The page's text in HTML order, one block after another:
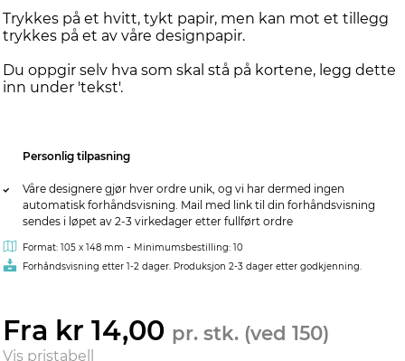
Trykkes på et hvitt, tykt papir, men kan mot et tillegg
trykkes på et av våre designpapir.
Du oppgir selv hva som skal stå på kortene, legg dette
inn under 'tekst'.
Personlig tilpasning
Våre designere gjør hver ordre unik, og vi har dermed ingen
automatisk forhåndsvisning. Mail med link til din forhåndsvisning
sendes i løpet av 2-3 virkedager etter fullført ordre
Format: 105 x 148 mm - Minimumsbestilling: 10
Forhåndsvisning etter 1-2 dager. Produksjon 2-3 dager etter godkjenning.
Fra kr 14,00 pr. stk. (ved 150)
Vis pristabell